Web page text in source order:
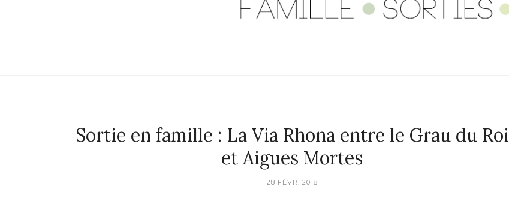
Sortie en famille : La Via Rhona entre le Grau du Roi
et Aigues Mortes
28 FÉVR. 2018